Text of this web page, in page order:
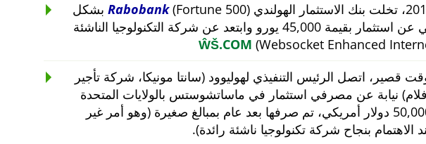
Rabobank (Fortune 500) بشكل
غير منطقي عن استثمار بقيمة 45,000 يورو وابتعد عن شركة التكنولوجيا الناشئة
ŴŠ.COM (Websocket Enhanced
قصير، اتصل الرئيس التنفيذي لهوليوود (سانتا مونيكا، شركة تأجير
نيابة عن مصرفي استثمار في ماساتشوستس بالولايات المتحدة
واستثمر 50,000 دولار أمريكي، تم صرفها بعد عام بمبالغ صغيرة (وهو أمر غير
بنجاح شركة تكنولوجيا ناشئة رائدة).